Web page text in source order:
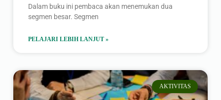
Dalam buku ini pembaca akan menemukan dua
segmen besar. Segmen
PELAJARI LEBIH LANJUT »
AKTIVITAS